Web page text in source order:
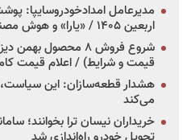
اربعین ۱۴۰۵ / «یارا» و هوش مصنوعی به خدمت زائران آمد
قیمت و شرایط) / اعلام قیمت کامیونت
هشدار قطعه‌سازان: این سیاست،
می‌کند
خریداران نیسان ترا بخوانند؛